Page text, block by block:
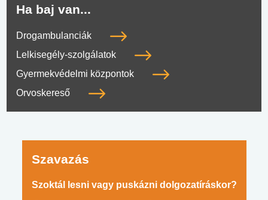
Ha baj van...
Drogambulanciák
Lelkisegély-szolgálatok
Gyermekvédelmi központok
Orvoskereső
Szavazás
Szoktál lesni vagy puskázni dolgozatíráskor?